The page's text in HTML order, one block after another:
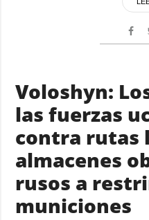
Voloshyn:
las fuerzas
contra rutas
almacenes
rusos a
municiones